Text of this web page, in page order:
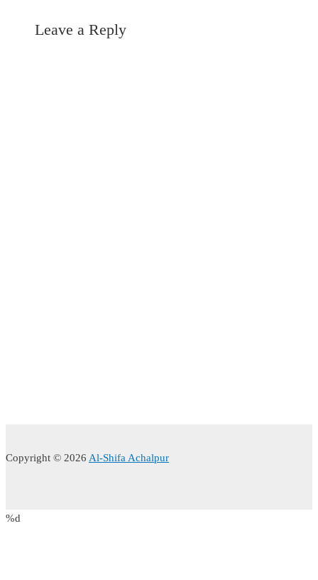
Leave a Reply
Copyright © 2026 Al-Shifa Achalpur
%d